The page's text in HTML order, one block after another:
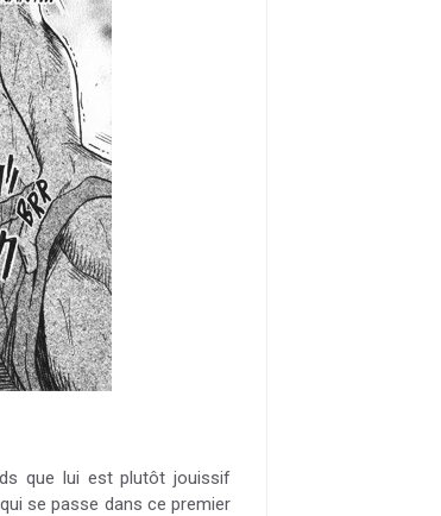
que lui est plutôt jouissif
se passe dans ce premier